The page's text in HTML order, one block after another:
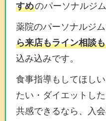
すめのパーソナルジム
薬院のパーソナルジ
ら来店もライン相談
込み込みです。
食事指導もしてほし
たい・ダイエットし
共感できるなら、入